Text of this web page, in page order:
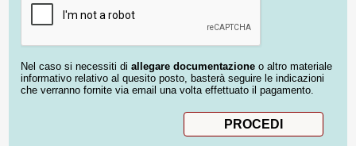
Nel caso si necessiti di allegare documentazione o altro materiale
informativo relativo al quesito posto, basterà seguire le indicazioni
che verranno fornite via email una volta effettuato il pagamento.